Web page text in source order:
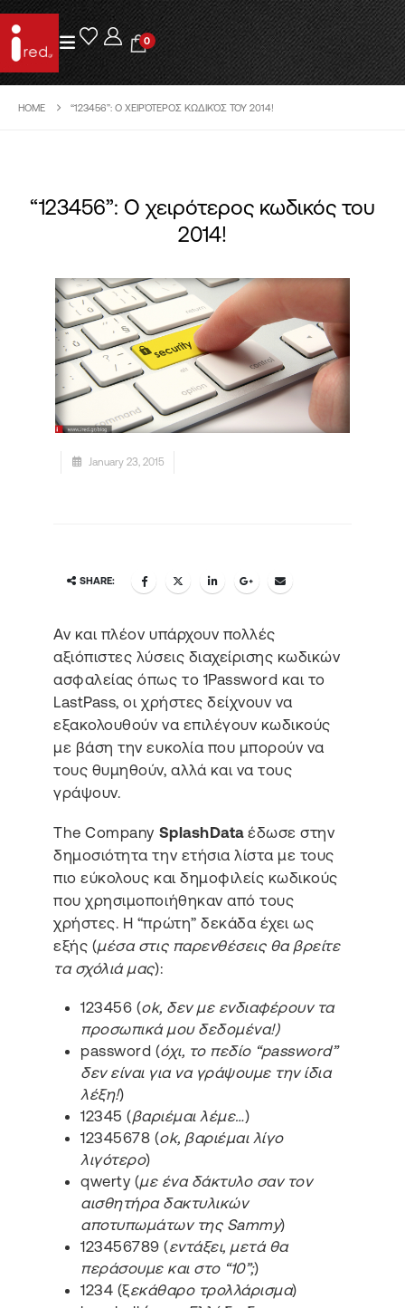
0
HOME “123456”: Ο ΧΕΙΡΌΤΕΡΟΣ ΚΩΔΙΚΌΣ ΤΟΥ 2014!
“123456”: Ο χειρότερος κωδικός του
2014!
January 23, 2015
SHARE:
Αν και πλέον υπάρχουν πολλές
αξιόπιστες λύσεις διαχείρισης κωδικών
ασφαλείας όπως το 1Password και το
LastPass, οι χρήστες δείχνουν να
εξακολουθούν να επιλέγουν κωδικούς
με βάση την ευκολία που μπορούν να
τους θυμηθούν, αλλά και να τους
γράψουν.
The Company SplashDataέδωσε στην
δημοσιότητα την ετήσια λίστα με τους
πιο εύκολους και δημοφιλείς κωδικούς
που χρησιμοποιήθηκαν από τους
χρήστες. Η “πρώτη” δεκάδα έχει ως
εξής (μέσα στις παρενθέσεις θα βρείτε
τα σχόλιά μας):
123456 (ok, δεν με ενδιαφέρουν τα
προσωπικά μου δεδομένα!)
password (όχι, το πεδίο “password”
δεν είναι για να γράψουμε την ίδια
λέξη!)
12345 (βαριέμαι λέμε…)
12345678 (ok, βαριέμαι λίγο
λιγότερο)
qwerty (με ένα δάκτυλο σαν τον
αισθητήρα δακτυλικών
αποτυπωμάτων της Sammy)
123456789 (εντάξει, μετά θα
περάσουμε και στο “10”;)
1234 (ξεκάθαρο τρολλάρισμα)